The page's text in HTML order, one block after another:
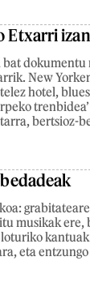
Etxarri
bat
New
hotel,
bertsioz-
musikak
eta